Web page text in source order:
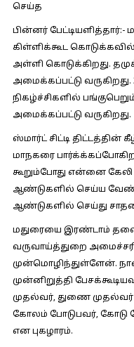
செய்த
பின்னர் பேட்டியளித்தார்:-
கிள்ளிக்கூட
அள்ளி கொடுக்கிறது.
அமைக்கப்பட்டு வருகிறது.
நிகழ்ச்சிகளில்
அமைக்கப்பட்டு வருகிறது.
ஸ்மார்ட் சிட்டி திட்டத்தின்
மாநகரை
கூறும்போது என்னை கேலி
ஆண்டுகளில் செய்ய
ஆண்டுகளில் செய்து
மதுரையை இரண்டாம்
வருவாய்த்துறை
முன்மொழிந்துள்ளேன்.
முன்னிறுத்தி
முதல்வர், துணை முதல்வர்
கோலம் போடுபவர், கோடு
என புகழாரம்.